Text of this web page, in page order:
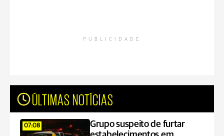
PUBLICIDADE
ÚLTIMAS NOTÍCIAS
07:08
Grupo suspeito de furtar